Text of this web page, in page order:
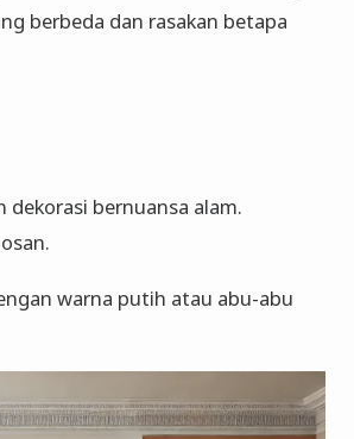
berbeda dan rasakan betapa
bernuansa alam.
warna putih atau abu-abu